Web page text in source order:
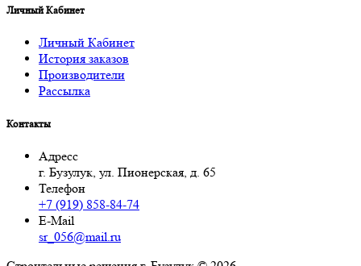
Личный Кабинет
Личный Кабинет
История заказов
Производители
Рассылка
Контакты
Адресс
г. Бузулук, ул. Пионерская, д. 65
Телефон
+7 (919) 858-84-74
E-Mail
sr_056@mail.ru